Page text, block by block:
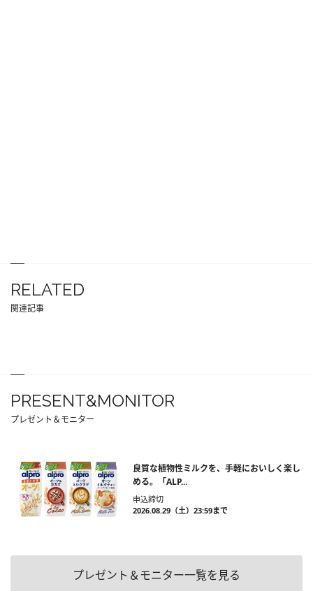
RELATED
関連記事
PRESENT&MONITOR
プレゼント＆モニター
良質な植物性ミルクを、手軽においしく楽し
める。「ALP...
申込締切
2026.08.29（土）23:59まで
プレゼント＆モニター一覧を見る